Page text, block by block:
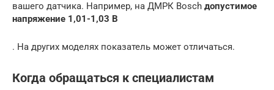
вашего датчика. Например, на ДМРК Bosch допустимое
напряжение 1,01-1,03 В
. На других моделях показатель может отличаться.
Когда обращаться к специалистам